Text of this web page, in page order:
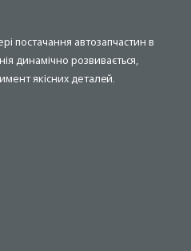
постачання автозапчастин в
динамічно розвивається,
якісних деталей.